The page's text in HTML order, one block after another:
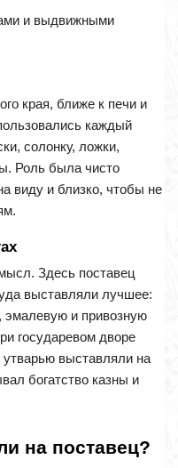
и выдвижными
края, ближе к печи и
каждый
солонку, ложки,
Роль была чисто
виду и близко, чтобы не
Здесь поставец
выставляли лучшее:
эмалевую и привозную
государевом дворе
утварью выставляли на
богатство казны и
на поставец?